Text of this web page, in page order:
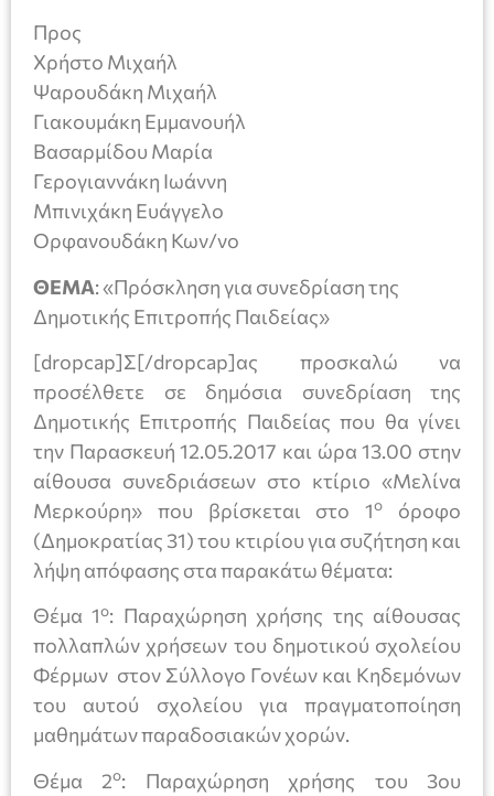
Προς
Χρήστο Μιχαήλ
Ψαρουδάκη Μιχαήλ
Γιακουμάκη Εμμανουήλ
Βασαρμίδου Μαρία
Γερογιαννάκη Ιωάννη
Μπινιχάκη Ευάγγελο
Ορφανουδάκη Κων/νο
ΘΕΜΑ: «Πρόσκληση για συνεδρίαση της
Δημοτικής Επιτροπής Παιδείας»
[dropcap]Σ[/dropcap]ας προσκαλώ να
προσέλθετε σε δημόσια συνεδρίαση της
Δημοτικής Επιτροπής Παιδείας που θα γίνει
την Παρασκευή 12.05.2017 και ώρα 13.00 στην
αίθουσα συνεδριάσεων στο κτίριο «Μελίνα
Μερκούρη» που βρίσκεται στο 1ο
όροφο
(Δημοκρατίας 31) του κτιρίου για συζήτηση και
λήψη απόφασης στα παρακάτω θέματα:
Θέμα 1ο: Παραχώρηση χρήσης της αίθουσας
πολλαπλών χρήσεων του δημοτικού σχολείου
Φέρμων στον Σύλλογο Γονέων και Κηδεμόνων
του αυτού σχολείου για πραγματοποίηση
μαθημάτων παραδοσιακών χορών.
Θέμα 2ο: Παραχώρηση χρήσης του 3ου